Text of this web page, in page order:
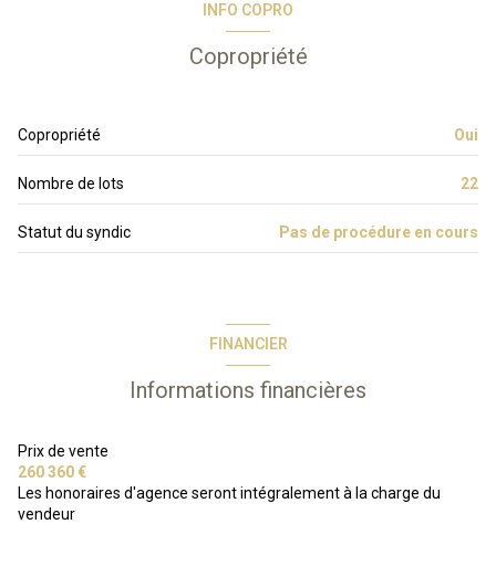
INFO COPRO
Copropriété
Copropriété Oui
Nombre de lots 22
Statut du syndic Pas de procédure en cours
FINANCIER
Informations financières
Prix de vente
260 360 €
Les honoraires d'agence seront intégralement à la charge du
vendeur